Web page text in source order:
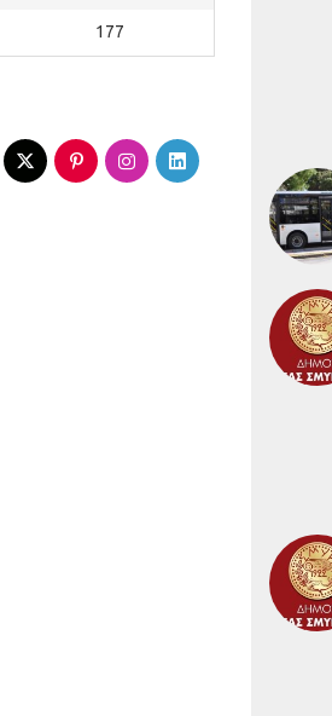
177